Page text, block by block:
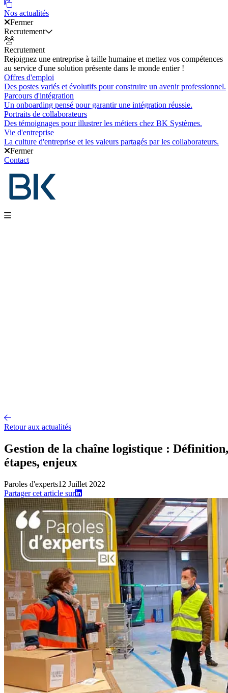
Nos actualités
Fermer
Recrutement
Recrutement
Rejoignez une entreprise à taille humaine et mettez vos compétences
au service d'une solution présente dans le monde entier !
Offres d'emploi
Des postes variés et évolutifs pour construire un avenir professionnel.
Parcours d'intégration
Un onboarding pensé pour garantir une intégration réussie.
Portraits de collaborateurs
Des témoignages pour illustrer les métiers chez BK Systèmes.
Vie d'entreprise
La culture d'entreprise et les valeurs partagés par les collaborateurs.
Fermer
Contact
Retour aux actualités
Gestion de la chaîne logistique : Définition,
étapes, enjeux
Paroles d'experts12 Juillet 2022
Partager cet article sur